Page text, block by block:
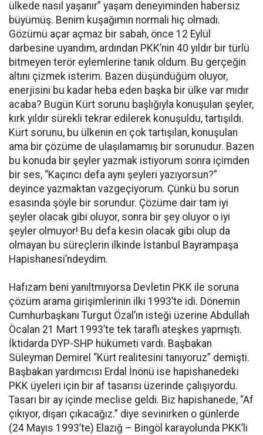
ülkede nasıl yaşanır” yaşam deneyiminden habersiz
büyümüş. Benim kuşağımın normali hiç olmadı.
Gözümü açar açmaz bir sabah, önce 12 Eylül
darbesine uyandım, ardından PKK’nin 40 yıldır bir türlü
bitmeyen terör eylemlerine tanık oldum. Bu gerçeğin
altını çizmek isterim. Bazen düşündüğüm oluyor,
enerjisini bu kadar heba eden başka bir ülke var mıdır
acaba? Bugün Kürt sorunu başlığıyla konuşulan şeyler,
kırk yıldır sürekli tekrar edilerek konuşuldu, tartışıldı.
Kürt sorunu, bu ülkenin en çok tartışılan, konuşulan
ama bir çözüme de ulaşılamamış bir sorunudur. Bazen
bu konuda bir şeyler yazmak istiyorum sonra içimden
bir ses, “Kaçıncı defa aynı şeyleri yazıyorsun?”
deyince yazmaktan vazgeçiyorum. Çünkü bu sorun
esasında şöyle bir sorundur. Çözüme dair tam iyi
şeyler olacak gibi oluyor, sonra bir şey oluyor o iyi
şeyler olmuyor! Bu defa kesin olacak gibi olup da
olmayan bu süreçlerin ilkinde İstanbul Bayrampaşa
Hapishanesi’ndeydim.
Hafızam beni yanıltmıyorsa Devletin PKK ile soruna
çözüm arama girişimlerinin ilki 1993’te idi. Dönemin
Cumhurbaşkanı Turgut Özal’ın isteği üzerine Abdullah
Öcalan 21 Mart 1993’te tek taraflı ateşkes yapmıştı.
İktidarda DYP-SHP hükümeti vardı. Başbakan
Süleyman Demirel “Kürt realitesini tanıyoruz” demişti.
Başbakan yardımcısı Erdal İnönü ise hapishanedeki
PKK üyeleri için bir af tasarısı üzerinde çalışıyordu.
Tasarı bir ay içinde meclise geldi. Biz hapishanede, “Af
çıkıyor, dışarı çıkacağız.” diye sevinirken o günlerde
(24 Mayıs 1993’te) Elazığ – Bingöl karayolunda PKK’li